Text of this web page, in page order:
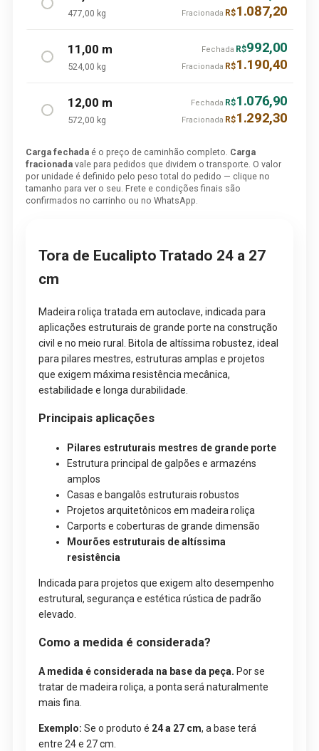
477,00 kg Fracionada R$1.087,20
11,00 m
524,00 kg
Fechada R$992,00
Fracionada R$1.190,40
12,00 m
572,00 kg
Fechada R$1.076,90
Fracionada R$1.292,30
Carga fechada é o preço de caminhão completo. Carga
fracionada vale para pedidos que dividem o transporte. O valor
por unidade é definido pelo peso total do pedido — clique no
tamanho para ver o seu. Frete e condições finais são
confirmados no carrinho ou no WhatsApp.
Tora de Eucalipto Tratado 24 a 27
cm
Madeira roliça tratada em autoclave, indicada para
aplicações estruturais de grande porte na construção
civil e no meio rural. Bitola de altíssima robustez, ideal
para pilares mestres, estruturas amplas e projetos
que exigem máxima resistência mecânica,
estabilidade e longa durabilidade.
Principais aplicações
Pilares estruturais mestres de grande porte
Estrutura principal de galpões e armazéns
amplos
Casas e bangalôs estruturais robustos
Projetos arquitetônicos em madeira roliça
Carports e coberturas de grande dimensão
Mourões estruturais de altíssima
resistência
Indicada para projetos que exigem alto desempenho
estrutural, segurança e estética rústica de padrão
elevado.
Como a medida é considerada?
A medida é considerada na base da peça. Por se
tratar de madeira roliça, a ponta será naturalmente
mais fina.
Exemplo: Se o produto é 24 a 27 cm, a base terá
entre 24 e 27 cm.